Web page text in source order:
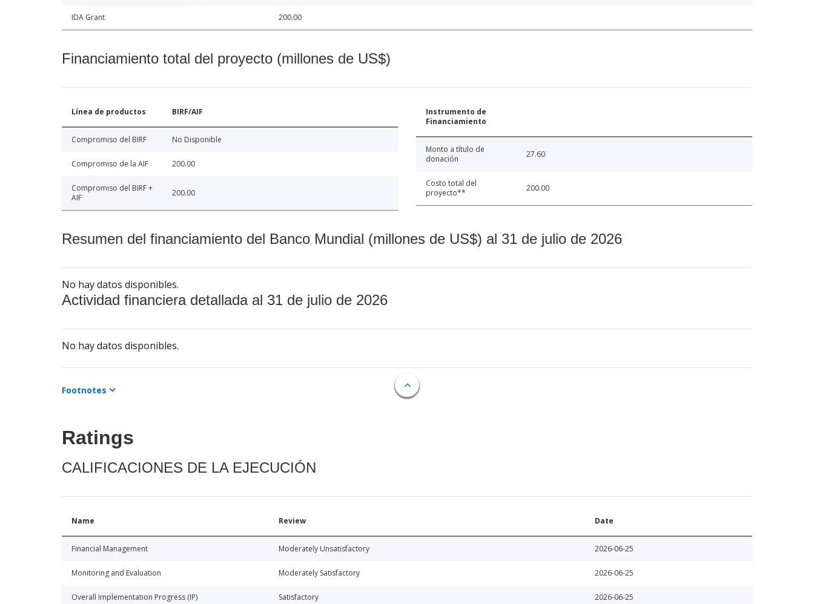
IDA Grant 200.00
Financiamiento total del proyecto (millones de US$)
Línea de productos BIRF/AIF
Compromiso del BIRF No Disponible
Compromiso de la AIF 200.00
Compromiso del BIRF +
AIF
200.00
Instrumento de
Financiamiento
Monto a título de
donación
27.60
Costo total del
proyecto**
200.00
Resumen del financiamiento del Banco Mundial (millones de US$) al 31 de julio de 2026
No hay datos disponibles.
Actividad financiera detallada al 31 de julio de 2026
No hay datos disponibles.
Footnotes
Ratings
CALIFICACIONES DE LA EJECUCIÓN
Name Review Date
Financial Management Moderately Unsatisfactory 2026-06-25
Monitoring and Evaluation Moderately Satisfactory 2026-06-25
Overall Implementation Progress (IP) Satisfactory 2026-06-25